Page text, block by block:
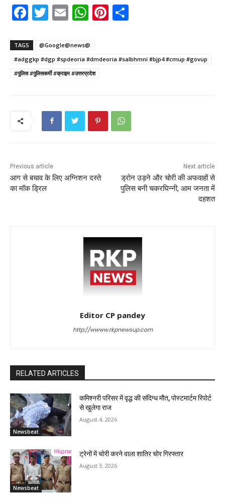
F
a
c
e
b
T
w
itt
er
E
m
ai
l
W
h
a
ts
A
p
Pi
nt
e e
TAGS
@Google@news@
#adggkp #dgp #spdeoria #dmdeoria #salbhmni #bjp4 #cmup #govup
#पुलिस #पुलिसकर्मी #क्राइम #उत्तरप्रदेश
Previous article
आग से बचाव के लिए अग्निशन दस्ते
का मॉक ड्रिल
Next article
ड्रोन उड़ने और चोरी की अफवाहों से
पुलिस बनी चकरघिन्नी, आम जनता में
दहशत
Editor CP pandey
http://wwww.rkpnewsup.com
RELATED ARTICLES
Newsbeat
कमिश्नरी परिसर में वृद्ध की संदिग्ध मौत, पोस्टमार्टम रिपोर्ट
से खुलेगा राज
August 4, 2026
Newsbeat
ट्रेनों में चोरी करने वाला शातिर चोर गिरफ्तार
August 3, 2026